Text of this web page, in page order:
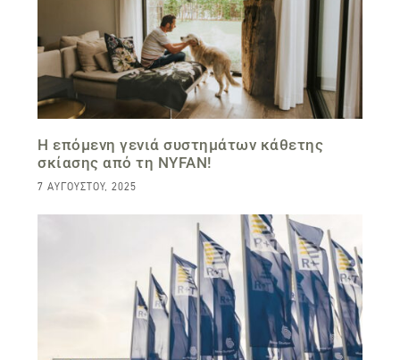
Η επόμενη γενιά συστημάτων κάθετης
σκίασης από τη NYFAN!
7 ΑΥΓΟΎΣΤΟΥ, 2025